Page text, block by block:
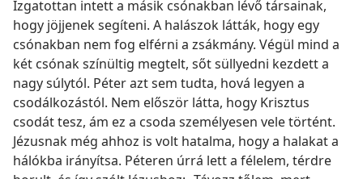
Izgatottan intett a másik csónakban lévő társainak,
hogy jöjjenek segíteni. A halászok látták, hogy egy
csónakban nem fog elférni a zsákmány. Végül mind a
két csónak színültig megtelt, sőt süllyedni kezdett a
nagy súlytól. Péter azt sem tudta, hová legyen a
csodálkozástól. Nem először látta, hogy Krisztus
csodát tesz, ám ez a csoda személyesen vele történt.
Jézusnak még ahhoz is volt hatalma, hogy a halakat a
hálókba irányítsa. Péteren úrrá lett a félelem, térdre